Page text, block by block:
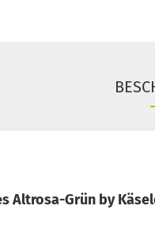
Altrosa-Grün by